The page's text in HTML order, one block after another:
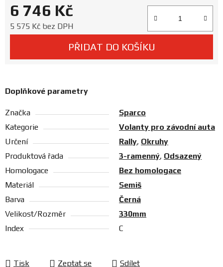
a
katalogy
6 746 Kč
5 575 Kč bez DPH
PŘIDAT DO KOŠÍKU
Doplňkové parametry
Značka
Sparco
Kategorie
Volanty pro závodní auta
Určení
Rally, Okruhy
Produktová řada
3-ramenný, Odsazený
Homologace
Bez homologace
Materiál
Semiš
Barva
Černá
Velikost/Rozměr
330mm
Index
C
Tisk Zeptat se Sdílet